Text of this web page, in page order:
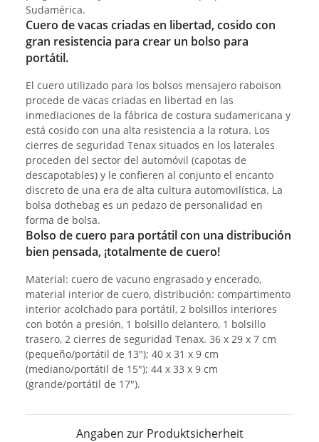
Sudamérica.
Cuero de vacas criadas en libertad, cosido con
gran resistencia para crear un bolso para
portátil.
El cuero utilizado para los bolsos mensajero raboison
procede de vacas criadas en libertad en las
inmediaciones de la fábrica de costura sudamericana y
está cosido con una alta resistencia a la rotura. Los
cierres de seguridad Tenax situados en los laterales
proceden del sector del automóvil (capotas de
descapotables) y le confieren al conjunto el encanto
discreto de una era de alta cultura automovilística. La
bolsa dothebag es un pedazo de personalidad en
forma de bolsa.
Bolso de cuero para portátil con una distribución
bien pensada, ¡totalmente de cuero!
Material: cuero de vacuno engrasado y encerado,
material interior de cuero, distribución: compartimento
interior acolchado para portátil, 2 bolsillos interiores
con botón a presión, 1 bolsillo delantero, 1 bolsillo
trasero, 2 cierres de seguridad Tenax. 36 x 29 x 7 cm
(pequeño/portátil de 13"); 40 x 31 x 9 cm
(mediano/portátil de 15"); 44 x 33 x 9 cm
(grande/portátil de 17").
Angaben zur Produktsicherheit